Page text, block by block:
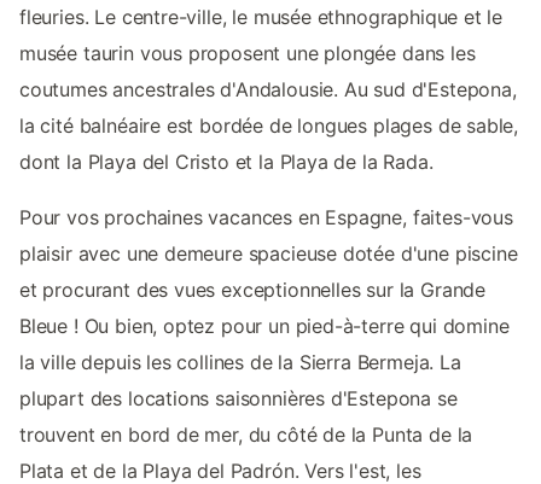
fleuries. Le centre-ville, le musée ethnographique et le
musée taurin vous proposent une plongée dans les
coutumes ancestrales d'Andalousie. Au sud d'Estepona,
la cité balnéaire est bordée de longues plages de sable,
dont la Playa del Cristo et la Playa de la Rada.
Pour vos prochaines vacances en Espagne, faites-vous
plaisir avec une demeure spacieuse dotée d'une piscine
et procurant des vues exceptionnelles sur la Grande
Bleue ! Ou bien, optez pour un pied-à-terre qui domine
la ville depuis les collines de la Sierra Bermeja. La
plupart des locations saisonnières d'Estepona se
trouvent en bord de mer, du côté de la Punta de la
Plata et de la Playa del Padrón. Vers l'est, les